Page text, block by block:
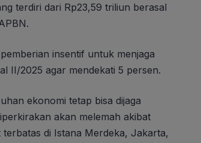
terdiri dari Rp23,59 triliun berasal
insentif untuk menjaga
II/2025 agar mendekati 5 persen.
ekonomi tetap bisa dijaga
akan melemah akibat
di Istana Merdeka, Jakarta,